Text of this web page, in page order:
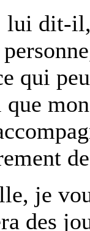
lui dit-
qui
je
des